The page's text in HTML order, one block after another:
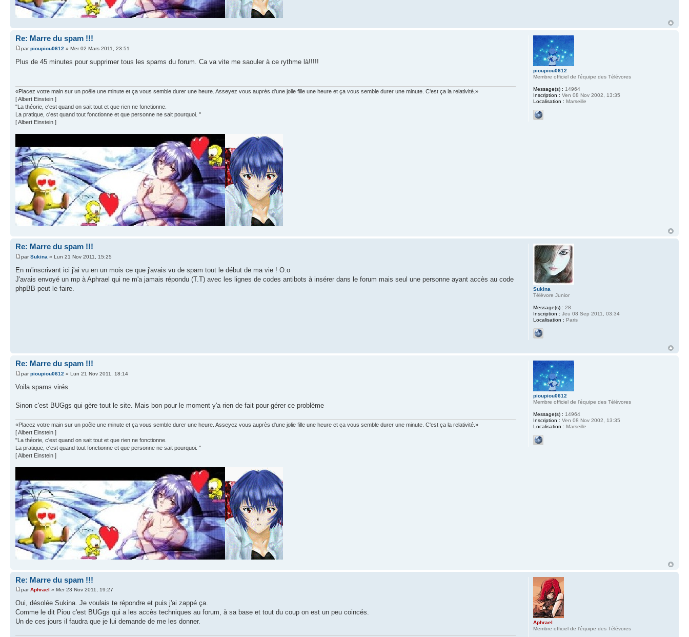
Re: Marre du spam !!!
parpioupiou0612 » Mer 02 Mars 2011, 23:51
Plus de 45 minutes pour supprimer tous les spams du forum. Ca va vite me saouler à ce rythme là!!!!!
«Placez votre main sur un poêle une minute et ça vous semble durer une heure. Asseyez vous auprès d'une jolie fille une heure et ça vous semble durer une minute. C'est ça la relativité.»
[ Albert Einstein ]
"La théorie, c'est quand on sait tout et que rien ne fonctionne.
La pratique, c'est quand tout fonctionne et que personne ne sait pourquoi. "
[ Albert Einstein ]
pioupiou0612
Membre officiel de l'équipe des Télévores
Message(s) : 14964
Inscription : Ven 08 Nov 2002, 13:35
Localisation : Marseille
Re: Marre du spam !!!
parSukina » Lun 21 Nov 2011, 15:25
En m'inscrivant ici j'ai vu en un mois ce que j'avais vu de spam tout le début de ma vie ! O.o
J'avais envoyé un mp à Aphrael qui ne m'a jamais répondu (T.T) avec les lignes de codes antibots à insérer dans le forum mais seul une personne ayant accès au code
phpBB peut le faire.
Sukina
Télévore Junior
Message(s) : 28
Inscription : Jeu 08 Sep 2011, 03:34
Localisation : Paris
Re: Marre du spam !!!
parpioupiou0612 » Lun 21 Nov 2011, 18:14
Voila spams virés.
Sinon c'est BUGgs qui gère tout le site. Mais bon pour le moment y'a rien de fait pour gérer ce problème
«Placez votre main sur un poêle une minute et ça vous semble durer une heure. Asseyez vous auprès d'une jolie fille une heure et ça vous semble durer une minute. C'est ça la relativité.»
[ Albert Einstein ]
"La théorie, c'est quand on sait tout et que rien ne fonctionne.
La pratique, c'est quand tout fonctionne et que personne ne sait pourquoi. "
[ Albert Einstein ]
pioupiou0612
Membre officiel de l'équipe des Télévores
Message(s) : 14964
Inscription : Ven 08 Nov 2002, 13:35
Localisation : Marseille
Re: Marre du spam !!!
parAphrael » Mer 23 Nov 2011, 19:27
Oui, désolée Sukina. Je voulais te répondre et puis j'ai zappé ça.
Comme le dit Piou c'est BUGgs qui a les accès techniques au forum, à sa base et tout du coup on est un peu coincés.
Un de ces jours il faudra que je lui demande de me les donner.
Aphrael
Membre officiel de l'équipe des Télévores